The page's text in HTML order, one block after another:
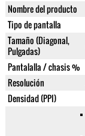
Nombre del producto
Tipo de pantalla
Tamaño (Diagonal,
Pulgadas)
Pantalalla / chasis %
Resolución
Densidad (PPI)